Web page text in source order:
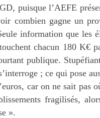
puisque l’AEFE
combien gagne un
information que les
chacun 180 K€
publique.
; ce qui pose
car on ne sait pas
fragilisés,
».